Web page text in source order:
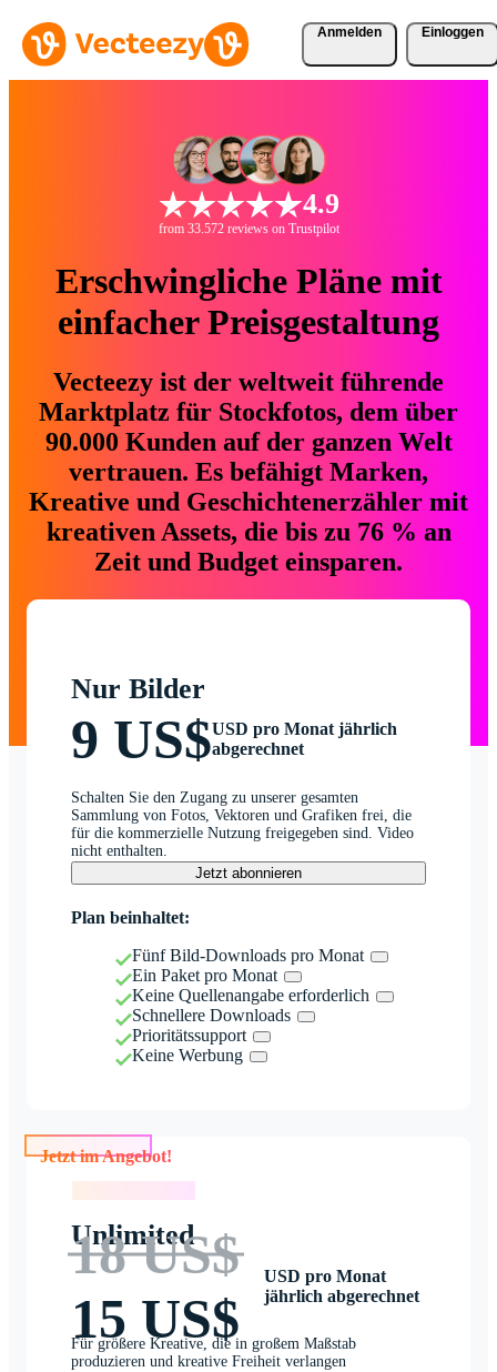
Anmelden Einloggen
4.9
from 33.572 reviews on Trustpilot
Erschwingliche Pläne mit
einfacher Preisgestaltung
Vecteezy ist der weltweit führende
Marktplatz für Stockfotos, dem über
90.000 Kunden auf der ganzen Welt
vertrauen. Es befähigt Marken,
Kreative und Geschichtenerzähler mit
kreativen Assets, die bis zu 76 % an
Zeit und Budget einsparen.
Nur Bilder
9 US$USD pro Monat jährlich
abgerechnet
Schalten Sie den Zugang zu unserer gesamten
Sammlung von Fotos, Vektoren und Grafiken frei, die
für die kommerzielle Nutzung freigegeben sind. Video
nicht enthalten.
Jetzt abonnieren
Plan beinhaltet:
Fünf Bild-Downloads pro Monat
Ein Paket pro Monat
Keine Quellenangabe erforderlich
Schnellere Downloads
Prioritätssupport
Keine Werbung
Jetzt im Angebot!
Unlimited
18 US$
15 US$
USD pro Monat
jährlich abgerechnet
Für größere Kreative, die in großem Maßstab
produzieren und kreative Freiheit verlangen